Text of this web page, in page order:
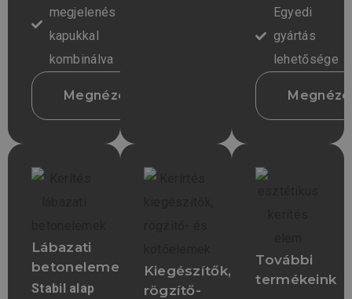
megjelenés
kapukkal
kombinálva
Megnézem
Egyedi
gyártás
lehetősége
Lábazati
betonelemek
Stabil alap
Kiegészítők,
rögzítő-
További
termékeink